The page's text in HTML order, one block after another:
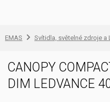
EMAS Svítidla, světelné zdroje a
CANOPY
DIM LEDVANCE